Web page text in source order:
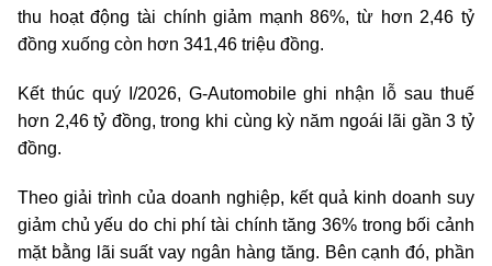
thu hoạt động tài chính giảm mạnh 86%, từ hơn 2,46 tỷ
đồng xuống còn hơn 341,46 triệu đồng.
Kết thúc quý I/2026, G-Automobile ghi nhận lỗ sau thuế
hơn 2,46 tỷ đồng, trong khi cùng kỳ năm ngoái lãi gần 3 tỷ
đồng.
Theo giải trình của doanh nghiệp, kết quả kinh doanh suy
giảm chủ yếu do chi phí tài chính tăng 36% trong bối cảnh
mặt bằng lãi suất vay ngân hàng tăng. Bên cạnh đó, phần